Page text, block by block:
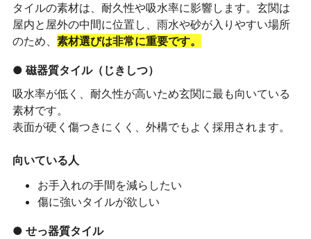
タイルの素材は、耐久性や吸水率に影響します。玄関は
屋内と屋外の中間に位置し、雨水や砂が入りやすい場所
のため、 素材選びは非常に重要です。
● 磁器質タイル（じきしつ）
吸水率が低く、耐久性が高いため玄関に最も向いている
素材です。
表面が硬く傷つきにくく、外構でもよく採用されます。
向いている人
お手入れの手間を減らしたい
傷に強いタイルが欲しい
● せっ器質タイル